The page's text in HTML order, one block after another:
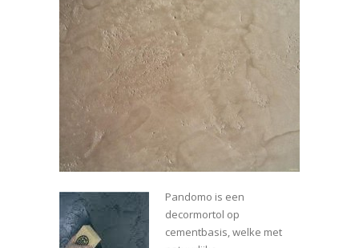
Pandomo is een
decormortol op
cementbasis, welke met